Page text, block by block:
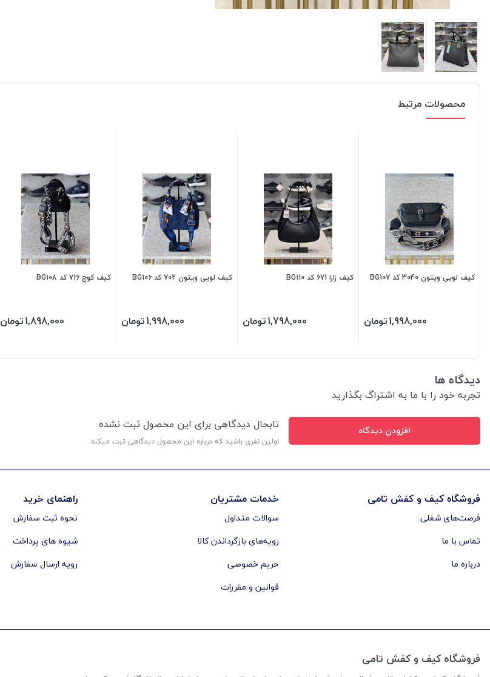
محصولات مرتبط
کیف لویی ویتون 3040 کد BG107
1,998,000تومان
کیف زارا 671 کد BG110
1,798,000تومان
کیف لویی ویتون 702 کد BG106
1,998,000تومان
کیف کوچ 716 کد BG108
1,898,000تومان
دیدگاه ها
تجربه خود را با ما به اشتراگ بگذارید
افزودن دیدگاه تابحال دیدگاهی برای این محصول ثبت نشده
اولین نفری باشید که درباره این محصول دیدگاهی ثبت میکند
فروشگاه کیف و کفش تامی
فرصت‌های شغلی
تماس با ما
درباره ما
خدمات مشتریان
سوالات متداول
رویه‌های بازگرداندن کالا
حریم خصوصی
قوانین و مقررات
راهنمای خرید
نحوه ثبت سفارش
شیوه های پرداخت
رویه ارسال سفارش
فروشگاه کیف و کفش تامی